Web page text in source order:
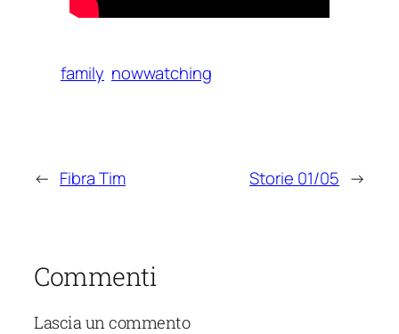
family nowwatching
← Fibra Tim Storie 01/05 →
Commenti
Lascia un commento